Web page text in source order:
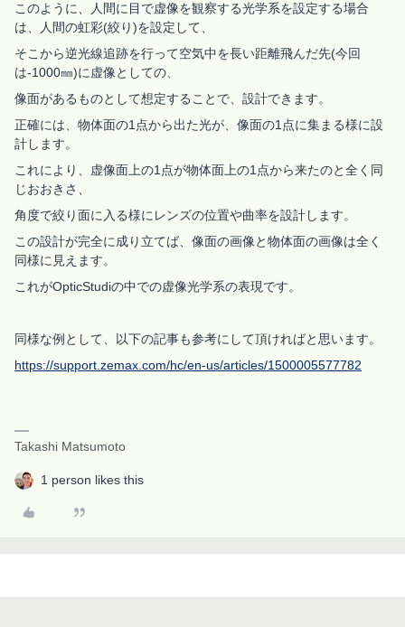
このように、人間に目で虚像を観察する光学系を設定する場合
は、人間の虹彩(絞り)を設定して、
そこから逆光線追跡を行って空気中を長い距離飛んだ先(今回
は-1000㎜)に虚像としての、
像面があるものとして想定することで、設計できます。
正確には、物体面の1点から出た光が、像面の1点に集まる様に設
計します。
これにより、虚像面上の1点が物体面上の1点から来たのと全く同
じおおきさ、
角度で絞り面に入る様にレンズの位置や曲率を設計します。
この設計が完全に成り立てば、像面の画像と物体面の画像は全く
同様に見えます。
これがOpticStudiの中での虚像光学系の表現です。
同様な例として、以下の記事も参考にして頂ければと思います。
https://support.zemax.com/hc/en-us/articles/1500005577782
Takashi Matsumoto
1 person likes this